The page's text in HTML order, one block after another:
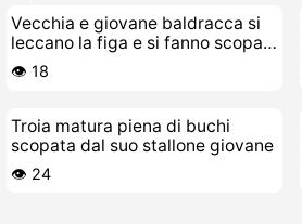
Vecchia e giovane baldracca si
leccano la figa e si fanno scopare
con la lingua
👁️ 18
Troia matura piena di buchi
scopata dal suo stallone giovane
👁️ 24